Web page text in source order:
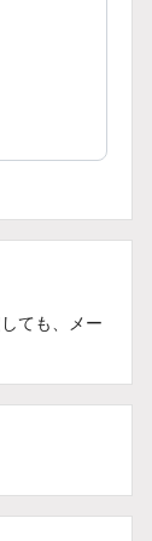
ても、メー